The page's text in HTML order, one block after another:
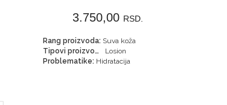
3.750,00 RSD.
Rang proizvoda: Suva koža
Tipovi proizvoda:
Losion
Problematike: Hidratacija